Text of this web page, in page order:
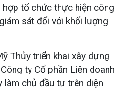
hợp tổ chức thực hiện công
sát đối với khối lượng
Thủy triển khai xây dựng
ty Cổ phần Liên doanh
làm chủ đầu tư trên diện